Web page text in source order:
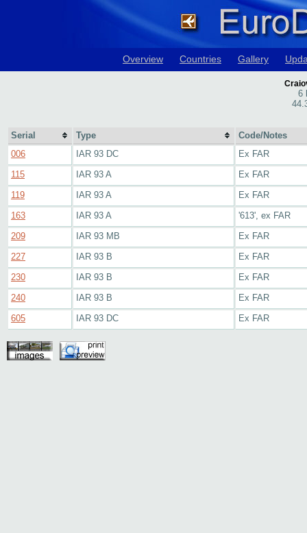
Overview Countries Gallery
6
Serial Type
Code/Notes
006
IAR 93 DC
Ex FAR
115
IAR 93 A
Ex FAR
119
IAR 93 A
Ex FAR
163
IAR 93 A
'613', ex FAR
209
IAR 93 MB
Ex FAR
227
IAR 93 B
Ex FAR
230
IAR 93 B
Ex FAR
240
IAR 93 B
Ex FAR
605
IAR 93 DC Ex FAR